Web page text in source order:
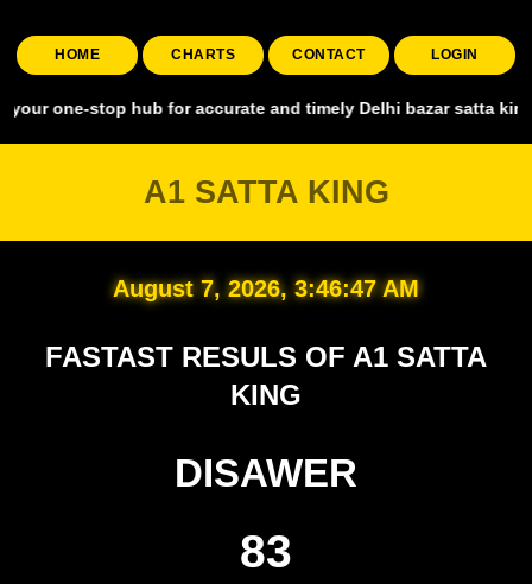
HOME CHARTS CONTACT LOGIN
hub for accurate and timely Delhi bazar satta king,
A1 SATTA KING
August 7, 2026, 3:46:48 AM
FASTAST RESULS OF A1 SATTA
KING
DISAWER
83